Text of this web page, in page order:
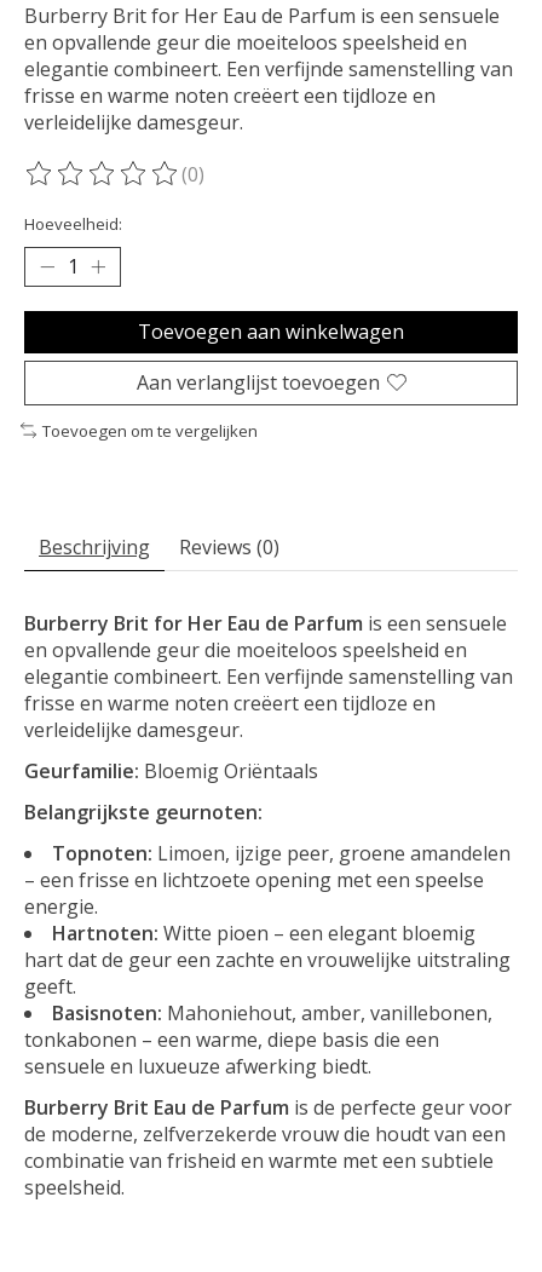
Burberry Brit for Her Eau de Parfum is een sensuele
en opvallende geur die moeiteloos speelsheid en
elegantie combineert. Een verfijnde samenstelling van
frisse en warme noten creëert een tijdloze en
verleidelijke damesgeur.
De beoordeling van dit product is
(0)
Hoeveelheid:
Toevoegen aan winkelwagen
Aan verlanglijst toevoegen
Toevoegen om te vergelijken
Beschrijving Reviews (0)
Burberry Brit for Her Eau de Parfum is een sensuele
en opvallende geur die moeiteloos speelsheid en
elegantie combineert. Een verfijnde samenstelling van
frisse en warme noten creëert een tijdloze en
verleidelijke damesgeur.
Geurfamilie: Bloemig Oriëntaals
Belangrijkste geurnoten:
Topnoten: Limoen, ijzige peer, groene amandelen
– een frisse en lichtzoete opening met een speelse
energie.
Hartnoten: Witte pioen – een elegant bloemig
hart dat de geur een zachte en vrouwelijke uitstraling
geeft.
Basisnoten: Mahoniehout, amber, vanillebonen,
tonkabonen – een warme, diepe basis die een
sensuele en luxueuze afwerking biedt.
Burberry Brit Eau de Parfum is de perfecte geur voor
de moderne, zelfverzekerde vrouw die houdt van een
combinatie van frisheid en warmte met een subtiele
speelsheid.